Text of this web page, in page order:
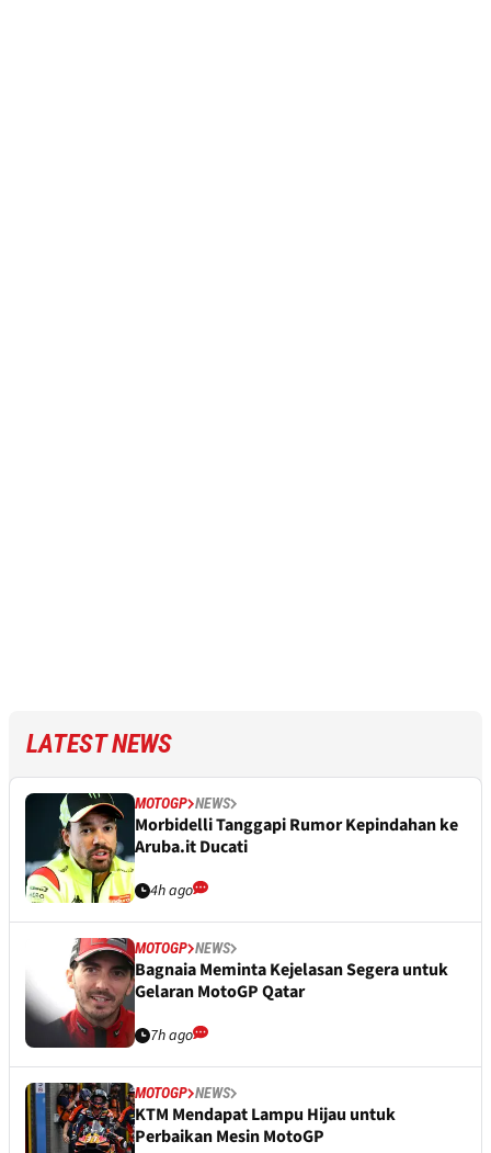
LATEST NEWS
MOTOGP NEWS
Morbidelli Tanggapi Rumor Kepindahan ke
Aruba.it Ducati
4h ago
MOTOGP NEWS
Bagnaia Meminta Kejelasan Segera untuk
Gelaran MotoGP Qatar
7h ago
MOTOGP NEWS
KTM Mendapat Lampu Hijau untuk
Perbaikan Mesin MotoGP